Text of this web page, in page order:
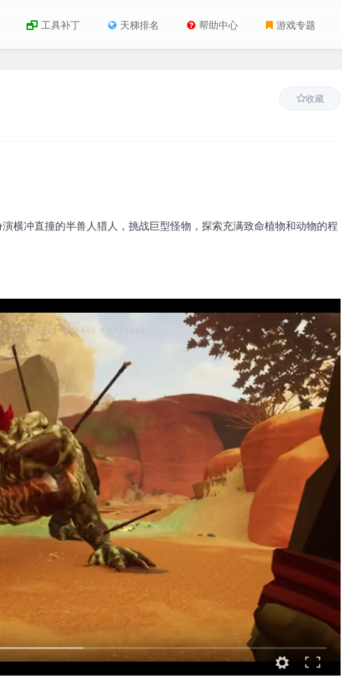
工具补丁 天梯排名 帮助中心 游戏专题
收藏
横冲直撞的半兽人猎人，挑战巨型怪物，探索充满致命植物和动物的程